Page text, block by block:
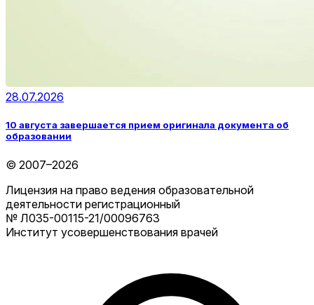
28.07.2026
10 августа завершается прием оригинала документа об
образовании
© 2007–2026
Лицензия на право ведения образовательной
деятельности регистрационный
№ Л035-00115-21/00096763
Институт усовершенствования врачей